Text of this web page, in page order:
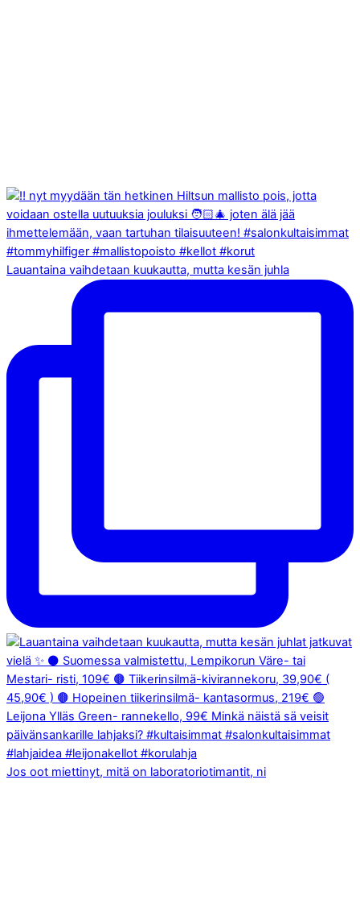
Lauantaina vaihdetaan kuukautta, mutta kesän juhla
Jos oot miettinyt, mitä on laboratoriotimantit, ni